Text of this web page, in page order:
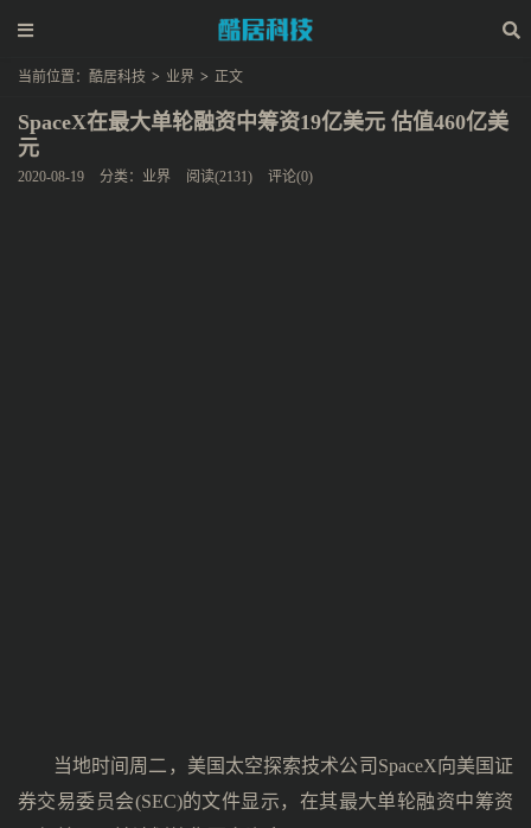
当前位置： 酷居科技 > 业界 > 正文
SpaceX在最大单轮融资中筹资19亿美元 估值460亿美
元
2020-08-19 分类： 业界 阅读(2131) 评论(0)
当地时间周二，美国太空探索技术公司SpaceX向美国证
券交易委员会(SEC)的文件显示，在其最大单轮融资中筹资